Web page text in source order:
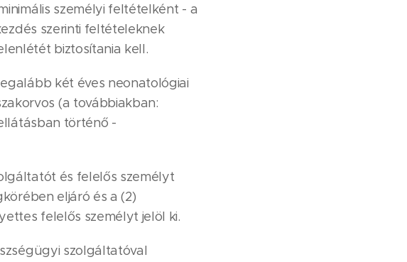
személyi feltételként - a
szerinti feltételeknek
biztosítania kell.
két éves neonatológiai
(a továbbiakban:
történő -
és felelős személyt
eljáró és a (2)
felelős személyt jelöl ki.
szolgáltatóval